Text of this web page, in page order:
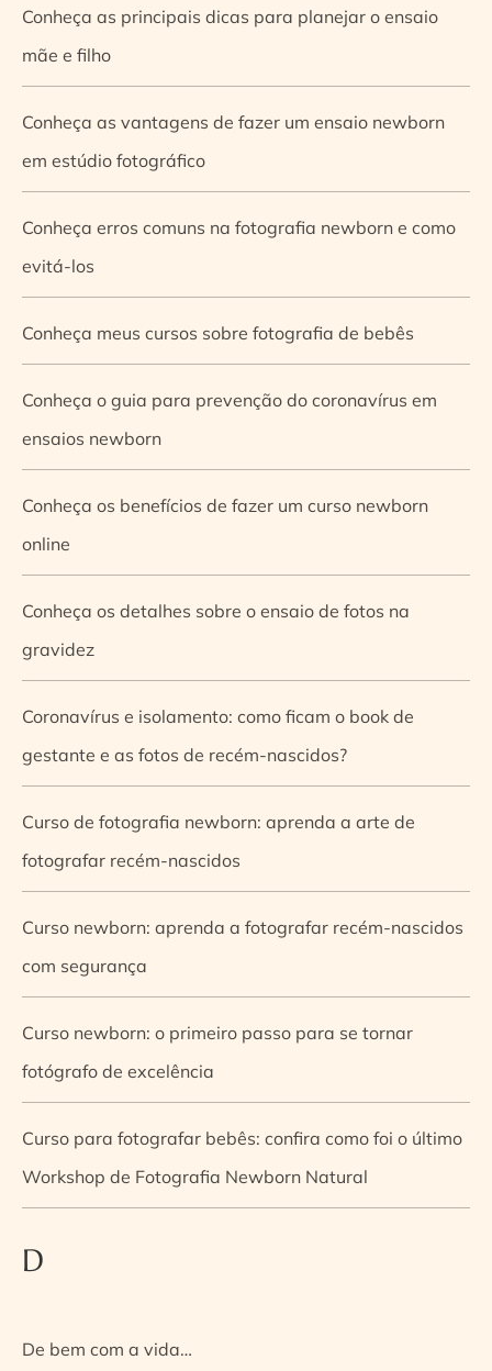
Conheça as principais dicas para planejar o ensaio
mãe e filho
Conheça as vantagens de fazer um ensaio newborn
em estúdio fotográfico
Conheça erros comuns na fotografia newborn e como
evitá-los
Conheça meus cursos sobre fotografia de bebês
Conheça o guia para prevenção do coronavírus em
ensaios newborn
Conheça os benefícios de fazer um curso newborn
online
Conheça os detalhes sobre o ensaio de fotos na
gravidez
Coronavírus e isolamento: como ficam o book de
gestante e as fotos de recém-nascidos?
Curso de fotografia newborn: aprenda a arte de
fotografar recém-nascidos
Curso newborn: aprenda a fotografar recém-nascidos
com segurança
Curso newborn: o primeiro passo para se tornar
fotógrafo de excelência
Curso para fotografar bebês: confira como foi o último
Workshop de Fotografia Newborn Natural
D
De bem com a vida…